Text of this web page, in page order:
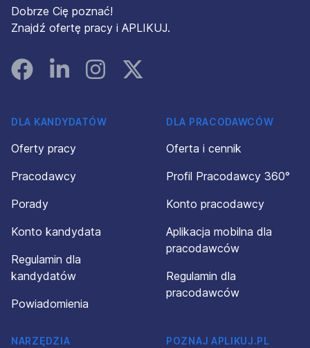
Dobrze Cię poznać!
Znajdź ofertę pracy i APLIKUJ.
FacebookLinked InInstagramInstagram
DLA KANDYDATÓW
Oferty pracy
Pracodawcy
Porady
Konto kandydata
Regulamin dla
kandydatów
Powiadomienia
DLA PRACODAWCÓW
Oferta i cennik
Profil Pracodawcy 360°
Konto pracodawcy
Aplikacja mobilna dla
pracodawców
Regulamin dla
pracodawców
NARZĘDZIA
POZNAJ APLIKUJ.PL